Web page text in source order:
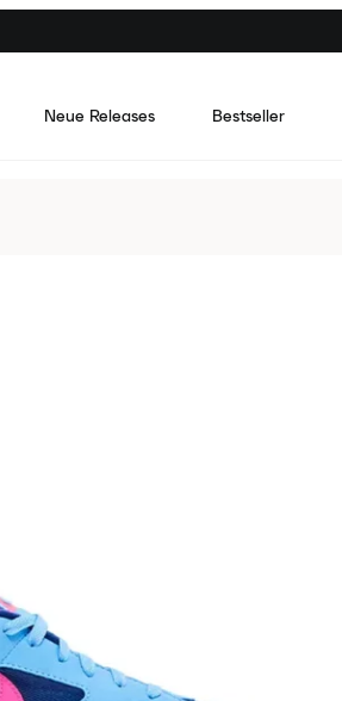
Neue Releases Bestseller